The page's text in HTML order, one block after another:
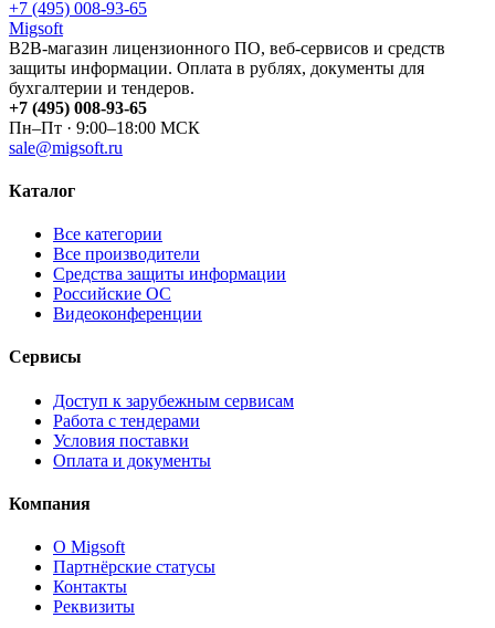
+7 (495) 008-93-65
Migsoft
B2B-магазин лицензионного ПО, веб-сервисов и средств
защиты информации. Оплата в рублях, документы для
бухгалтерии и тендеров.
+7 (495) 008-93-65
Пн–Пт · 9:00–18:00 МСК
sale@migsoft.ru
Каталог
Все категории
Все производители
Средства защиты информации
Российские ОС
Видеоконференции
Сервисы
Доступ к зарубежным сервисам
Работа с тендерами
Условия поставки
Оплата и документы
Компания
О Migsoft
Партнёрские статусы
Контакты
Реквизиты